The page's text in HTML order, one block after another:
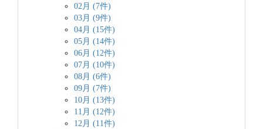
02月 (7件)
03月 (9件)
04月 (15件)
05月 (14件)
06月 (12件)
07月 (10件)
08月 (6件)
09月 (7件)
10月 (13件)
11月 (12件)
12月 (11件)